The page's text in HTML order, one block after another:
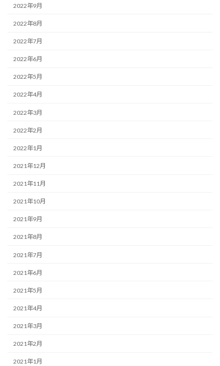
2022年9月
2022年8月
2022年7月
2022年6月
2022年5月
2022年4月
2022年3月
2022年2月
2022年1月
2021年12月
2021年11月
2021年10月
2021年9月
2021年8月
2021年7月
2021年6月
2021年5月
2021年4月
2021年3月
2021年2月
2021年1月